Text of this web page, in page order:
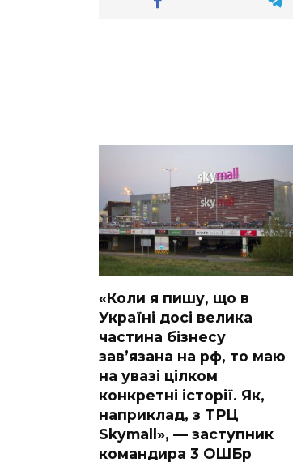
«Коли я пишу, що в
Україні досі велика
частина бізнесу
завʼязана на рф, то маю
на увазі цілком
конкретні історії. Як,
наприклад, з ТРЦ
Skymall», — заступник
командира 3 ОШБр